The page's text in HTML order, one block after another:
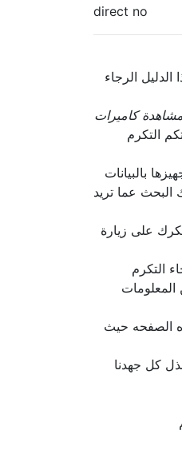
direct no
الرجاء
كاميرات
التكرم
بالبيانات
البحث عما تريد
على زيارة
التكرم
الصفحه حيث
كل جهدنا